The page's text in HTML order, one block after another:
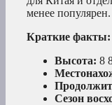
менее популярен.
Краткие факты:
Высота: 8
Сезон